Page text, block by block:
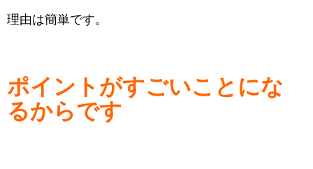
理由は簡単です。
ポイントがすごいことにな
るからです